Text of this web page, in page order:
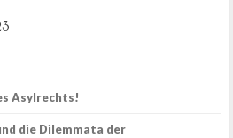
Asylrechts!
die Dilemmata der